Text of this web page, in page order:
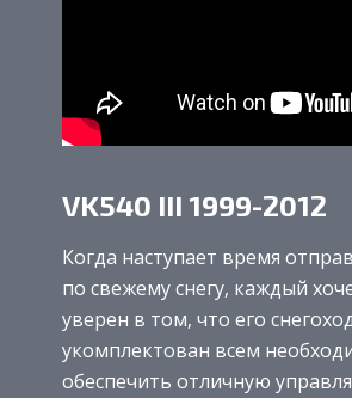
VK540 III 1999-2012
Когда наступает время
по свежему снегу, каждый
уверен в том, что его
укомплектован всем
обеспечить отличную